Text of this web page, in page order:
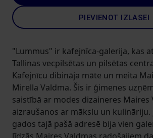
PIEVIENOT IZLASEI
"Lummus" ir kafejnīca-galerija, kas
Tallinas vecpilsētas un pilsētas
Kafejnīcu dibināja māte un meita
Mirella Valdma. Šis ir ģimenes
saistībā ar modes dizaineres Maires
aizraušanos ar mākslu un kulināriju.
gados tajā pašā adresē bija vien